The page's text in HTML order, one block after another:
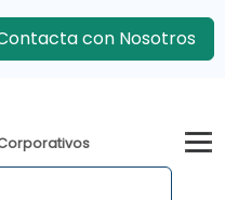
con Nosotros